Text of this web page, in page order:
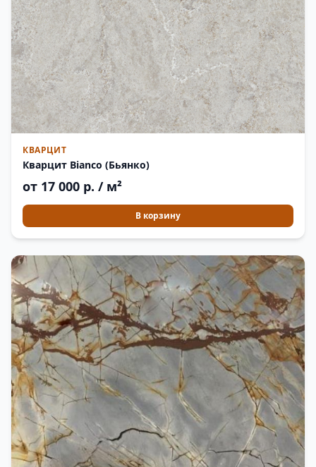
КВАРЦИТ
Кварцит Bianco (Бьянко)
от 17 000 р. / м²
В корзину